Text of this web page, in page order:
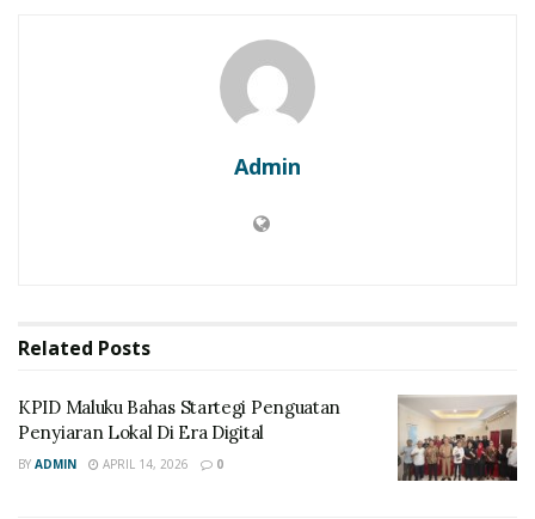
Admin
Related Posts
KPID Maluku Bahas Startegi Penguatan
Penyiaran Lokal Di Era Digital
BY ADMIN APRIL 14, 2026 0